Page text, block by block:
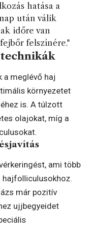
hatása a
után válik
időre van
felszínére."
a meglévő haj
környezetet
is. A túlzott
olajokat, míg a
ami több
hajfolliculusokhoz.
már pozitív
ujjbegyeidet